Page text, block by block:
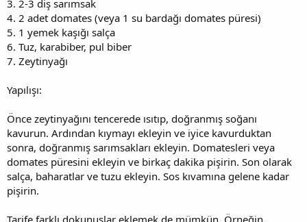
3. 2-3 diş sarımsak
4. 2 adet domates (veya 1 su bardağı domates püresi)
5. 1 yemek kaşığı salça
6. Tuz, karabiber, pul biber
7. Zeytinyağı
Yapılışı:
Önce zeytinyağını tencerede ısıtıp, doğranmış soğanı
kavurun. Ardından kıymayı ekleyin ve iyice kavurduktan
sonra, doğranmış sarımsakları ekleyin. Domatesleri veya
domates püresini ekleyin ve birkaç dakika pişirin. Son olarak
salça, baharatlar ve tuzu ekleyin. Sos kıvamına gelene kadar
pişirin.
Tarife farklı dokunuşlar eklemek de mümkün. Örneğin,